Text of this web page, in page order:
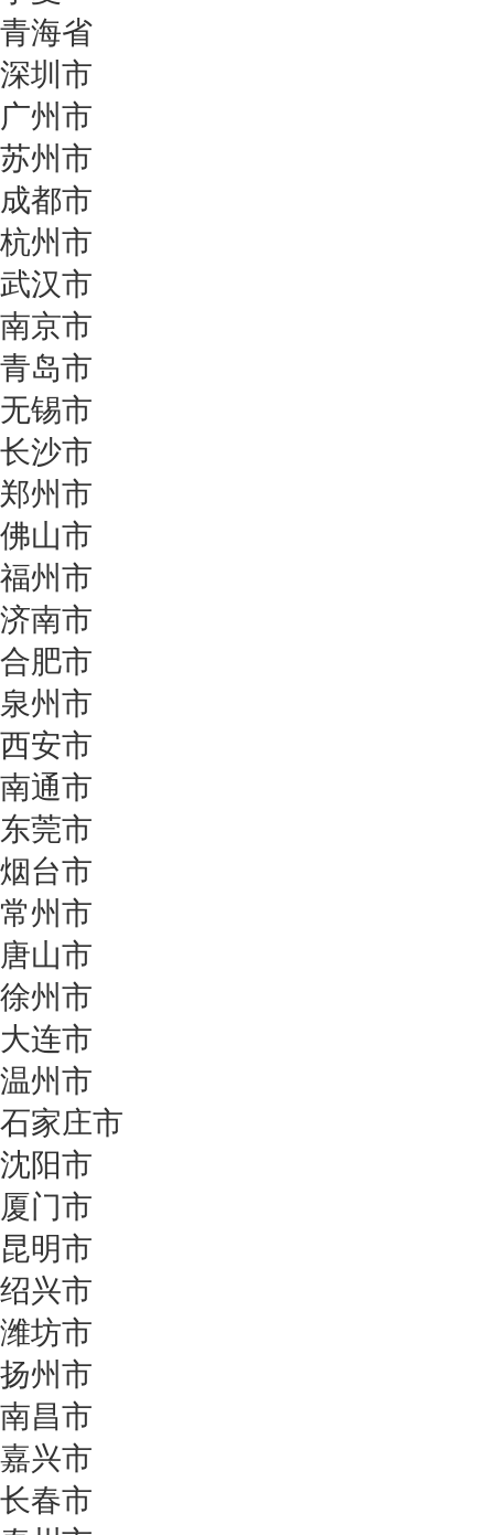
青海省
深圳市
广州市
苏州市
成都市
杭州市
武汉市
南京市
青岛市
无锡市
长沙市
郑州市
佛山市
福州市
济南市
合肥市
泉州市
西安市
南通市
东莞市
烟台市
常州市
唐山市
徐州市
大连市
温州市
石家庄市
沈阳市
厦门市
昆明市
绍兴市
潍坊市
扬州市
南昌市
嘉兴市
长春市